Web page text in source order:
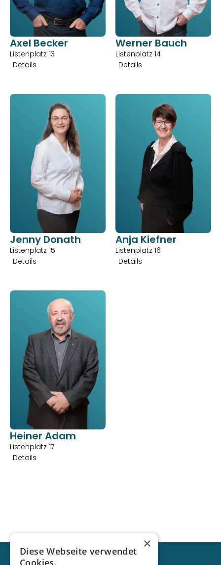
Axel Becker
Listenplatz 13
Details
Werner Bauch
Listenplatz 14
Details
Jenny Donath
Listenplatz 15
Details
Anja Kiefner
Listenplatz 16
Details
Heiner Adam
Listenplatz 17
Details
×
Diese Webseite verwendet
Cookies.